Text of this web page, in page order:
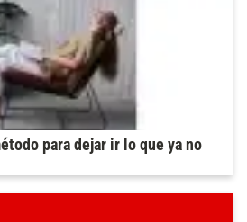
para dejar ir lo que ya no